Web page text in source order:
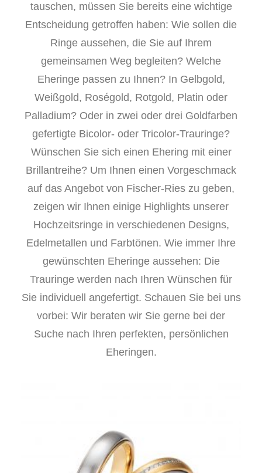
tauschen, müssen Sie bereits eine wichtige
Entscheidung getroffen haben: Wie sollen die
Ringe aussehen, die Sie auf Ihrem
gemeinsamen Weg begleiten? Welche
Eheringe passen zu Ihnen? In Gelbgold,
Weißgold, Roségold, Rotgold, Platin oder
Palladium? Oder in zwei oder drei Goldfarben
gefertigte Bicolor- oder Tricolor-Trauringe?
Wünschen Sie sich einen Ehering mit einer
Brillantreihe? Um Ihnen einen Vorgeschmack
auf das Angebot von Fischer-Ries zu geben,
zeigen wir Ihnen einige Highlights unserer
Hochzeitsringe in verschiedenen Designs,
Edelmetallen und Farbtönen. Wie immer Ihre
gewünschten Eheringe aussehen: Die
Trauringe werden nach Ihren Wünschen für
Sie individuell angefertigt. Schauen Sie bei uns
vorbei: Wir beraten wir Sie gerne bei der
Suche nach Ihren perfekten, persönlichen
Eheringen.